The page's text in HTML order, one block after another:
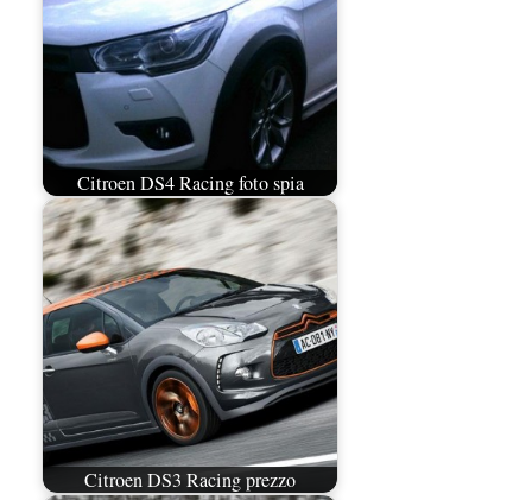
Citroen DS4 Racing foto spia
Citroen DS3 Racing prezzo